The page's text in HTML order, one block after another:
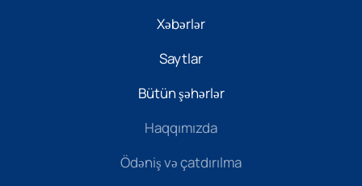
Xəbərlər
Saytlar
Bütün şəhərlər
Haqqımızda
Ödəniş və çatdırılma